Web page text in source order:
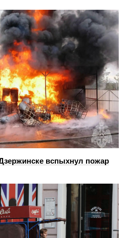
вспыхнул пожар